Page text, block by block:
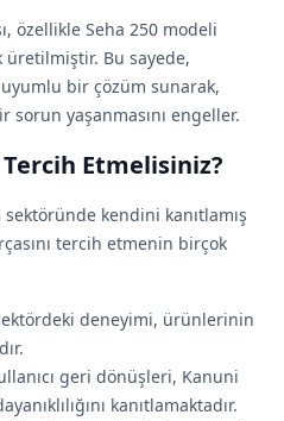
özellikle Seha 250 modeli
Bu sayede,
bir çözüm sunarak,
sorun yaşanmasını engeller.
Etmelisiniz?
kendini kanıtlamış
tercih etmenin birçok
deneyimi, ürünlerinin
geri dönüşleri, Kanuni
kanıtlamaktadır.